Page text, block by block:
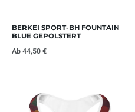
BERKEI SPORT-BH FOUNTAIN
BLUE GEPOLSTERT
Ab44,50€